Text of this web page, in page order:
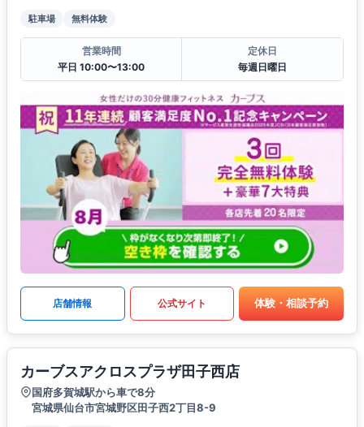
駐車場 無料体験
営業時間
平日 10:00〜13:00
定休日
毎週日曜日
店舗情報 公式サイト 体験・相談予約
カーブスアクロスプラザ田子西店
国府多賀城駅から車で8分
宮城県仙台市宮城野区田子西2丁目8-9